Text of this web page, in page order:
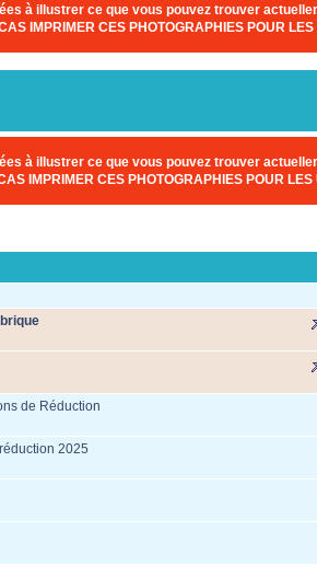
à illustrer ce que vous pouvez trouver
IMPRIMER CES PHOTOGRAPHIES POUR
à illustrer ce que vous pouvez trouver
IMPRIMER CES PHOTOGRAPHIES POUR
de Réduction
2025